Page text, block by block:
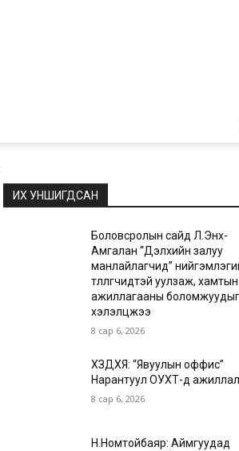
ИХ УНШИГДСАН
Боловсролын сайд Л.Энх-
Амгалан “Дэлхийн залуу
манлайлагчид”
төлөөлөгчидтэй уулзаж, хамтын
ажиллагааны боломжуудыг
хэлэлцжээ
8 сар 6, 2026
ХЗДХЯ: “Явуулын оффис”
Нарантуул ОУХТ-д
8 сар 6, 2026
Н.Номтойбаяр: Аймгуудад